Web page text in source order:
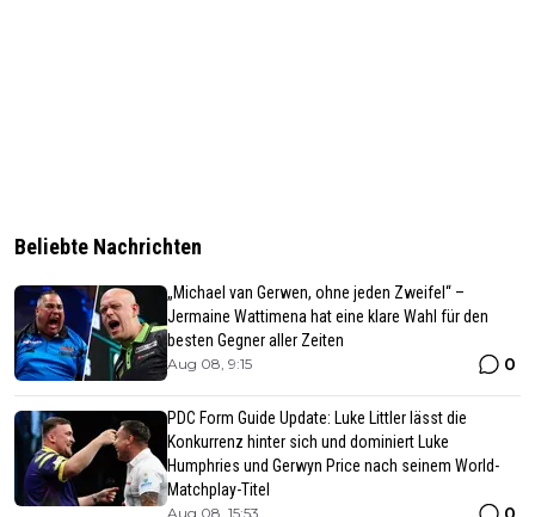
Beliebte Nachrichten
„Michael van Gerwen, ohne jeden Zweifel“ –
Jermaine Wattimena hat eine klare Wahl für den
besten Gegner aller Zeiten
Aug 08, 9:15 0
PDC Form Guide Update: Luke Littler lässt die
Konkurrenz hinter sich und dominiert Luke
Humphries und Gerwyn Price nach seinem World-
Matchplay-Titel
Aug 08, 15:53